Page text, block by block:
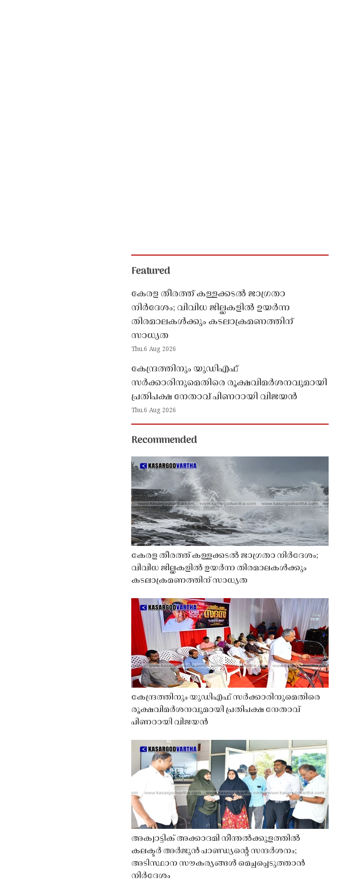
Featured
കേരള തീരത്ത് കള്ളക്കടൽ ജാഗ്രതാ
നിർദേശം; വിവിധ ജില്ലകളിൽ ഉയർന്ന
തിരമാലകൾക്കും കടലാക്രമണത്തിന്
സാധ്യത
Thu,6 Aug 2026
കേന്ദ്രത്തിനും യുഡിഎഫ്
സർക്കാരിനുമെതിരെ രൂക്ഷവിമർശനവുമായി
പ്രതിപക്ഷ നേതാവ് പിണറായി വിജയൻ
Thu,6 Aug 2026
Recommended
കേരള തീരത്ത് കള്ളക്കടൽ ജാഗ്രതാ നിർദേശം;
വിവിധ ജില്ലകളിൽ ഉയർന്ന തിരമാലകൾക്കും
കടലാക്രമണത്തിന് സാധ്യത
കേന്ദ്രത്തിനും യുഡിഎഫ് സർക്കാരിനുമെതിരെ
രൂക്ഷവിമർശനവുമായി പ്രതിപക്ഷ നേതാവ്
പിണറായി വിജയൻ
അക്വാട്ടിക് അക്കാദമി നീന്തൽക്കുളത്തിൽ
കലക്ടർ അർജുൻ പാണ്ഡ്യൻ്റെ സന്ദർശനം;
അടിസ്ഥാന സൗകര്യങ്ങൾ മെച്ചപ്പെടുത്താൻ
നിർദേശം